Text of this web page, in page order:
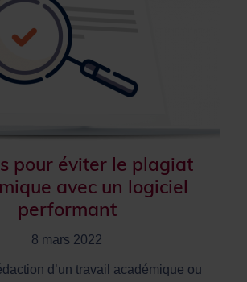
pour éviter le plagiat
avec un logiciel
performant
8 mars 2022
d’un travail académique ou